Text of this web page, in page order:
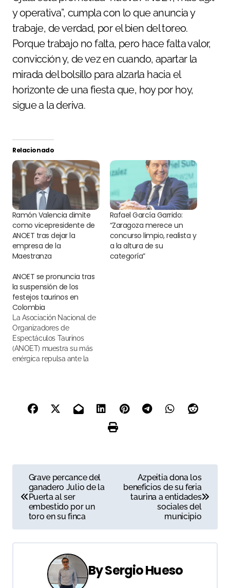
y operativa”, cumpla con lo que anuncia y
trabaje, de verdad, por el bien del toreo.
Porque trabajo no falta, pero hace falta valor,
convicción y, de vez en cuando, apartar la
mirada del bolsillo para alzarla hacia el
horizonte de una fiesta que, hoy por hoy,
sigue a la deriva.
Relacionado
Ramón Valencia dimite
como vicepresidente de
ANOET tras dejar la
empresa de la
Maestranza
Rafael García Garrido:
“Zaragoza merece un
concurso limpio, realista y
a la altura de su
categoría”
ANOET se pronuncia tras
la suspensión de los
festejos taurinos en
Colombia
Organizadores de
Espectáculos Taurinos
(ANOET) muestra su más
enérgica repulsa ante la
a
e
Grave percance del
ganadero Julio de la
Puerta al ser
embestido por un
toro en su finca
Azpeitia dona los
beneficios de su feria
taurina a entidades
sociales del
municipio
BySergio Hueso